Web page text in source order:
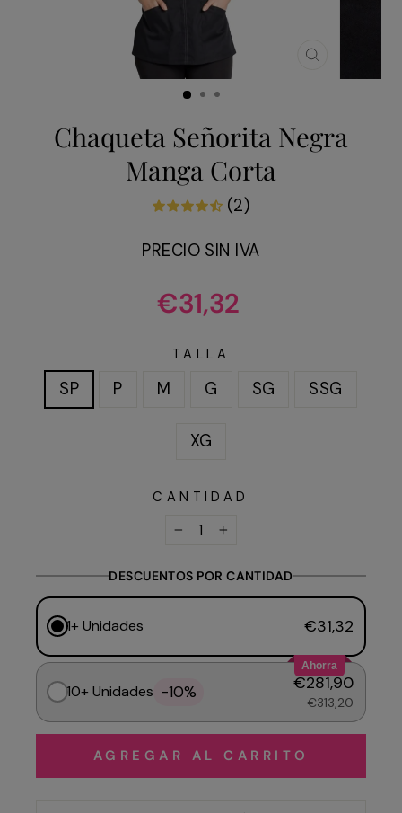
(ESC)
Chaqueta Señorita Negra
Manga Corta
(2)
PRECIO SIN IVA
Precio
habitual
€31,32
TALLA
SP P M G SG SSG
XG
CANTIDAD
DESCUENTOS POR CANTIDAD
1+ Unidades €31,32
Ahorra
10+ Unidades -10% €281,90
€313,20
AGREGAR AL CARRITO